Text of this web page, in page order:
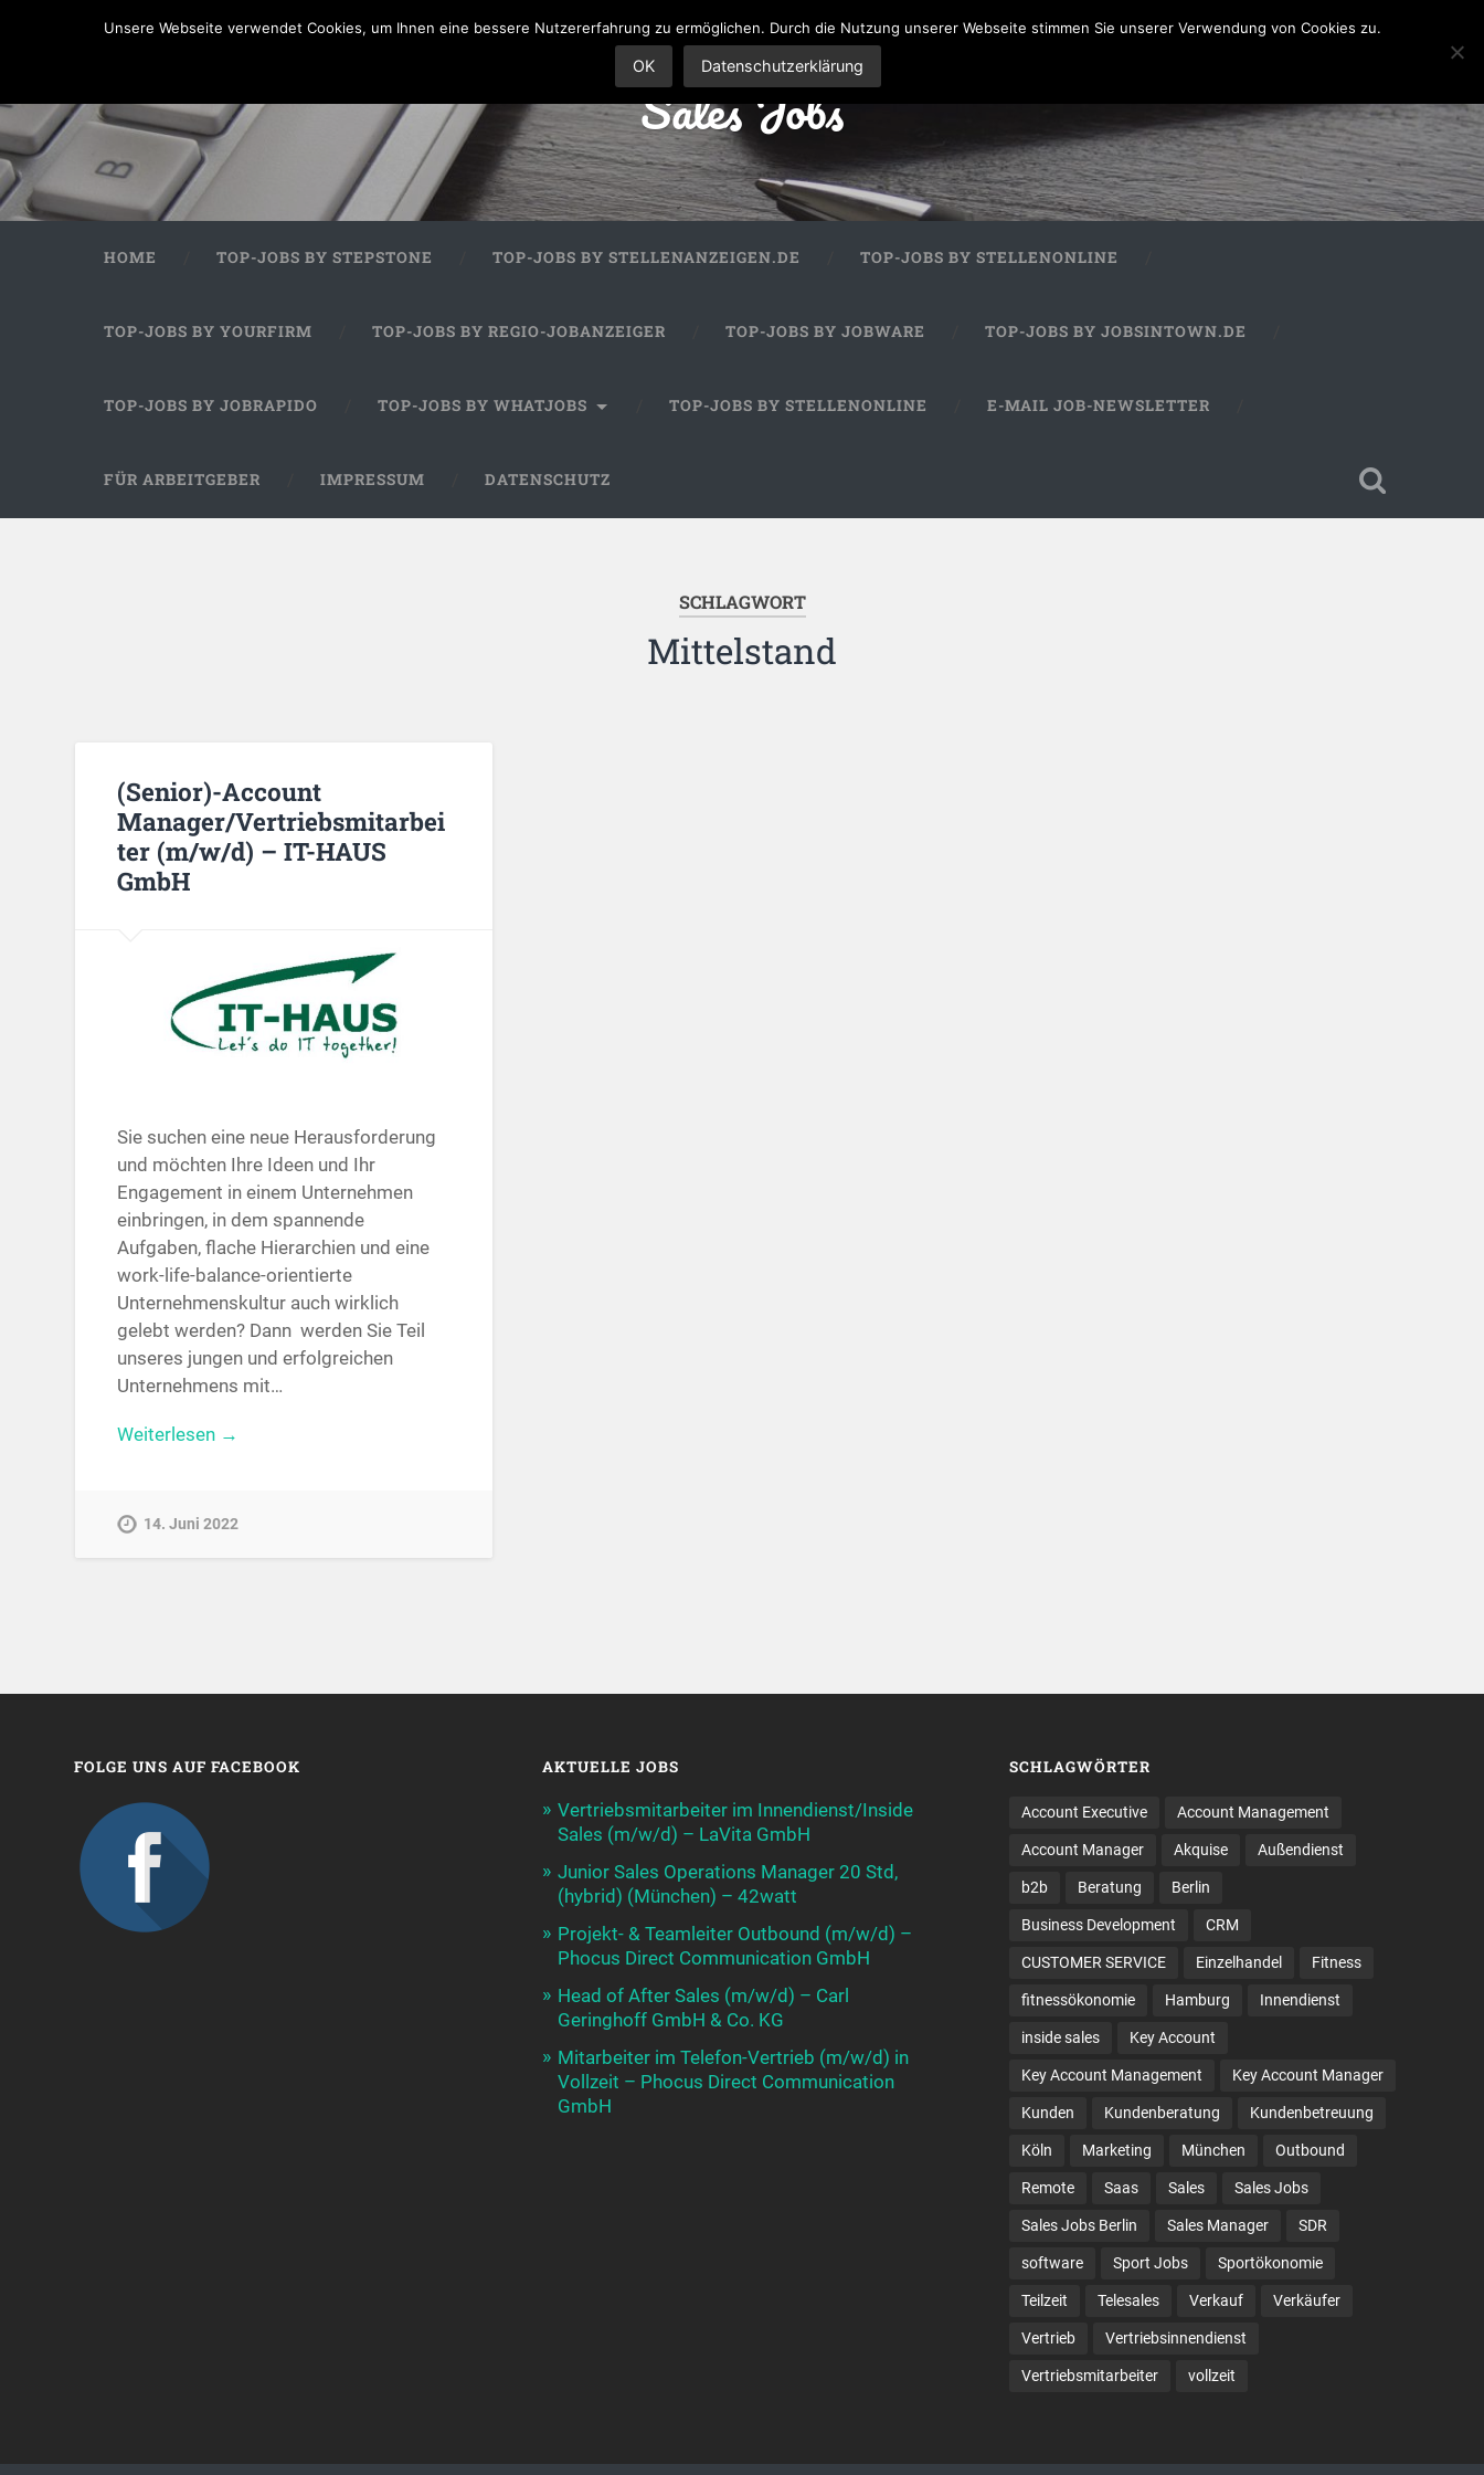
Sales Jobs
HOME TOP-JOBS BY STEPSTONE TOP-JOBS BY STELLENANZEIGEN.DE TOP-JOBS BY STELLENONLINE
TOP-JOBS BY YOURFIRM TOP-JOBS BY REGIO-JOBANZEIGER TOP-JOBS BY JOBWARE TOP-JOBS BY JOBSINTOWN.DE
TOP-JOBS BY JOBRAPIDO TOP-JOBS BY WHATJOBS TOP-JOBS BY STELLENONLINE E-MAIL JOB-NEWSLETTER
FÜR ARBEITGEBER IMPRESSUM DATENSCHUTZ
SCHLAGWORT
Mittelstand
(Senior)-Account
Manager/Vertriebsmitarbei
ter (m/w/d) – IT-HAUS
GmbH
Sie suchen eine neue Herausforderung
und möchten Ihre Ideen und Ihr
Engagement in einem Unternehmen
einbringen, in dem spannende
Aufgaben, flache Hierarchien und eine
work-life-balance-orientierte
Unternehmenskultur auch wirklich
gelebt werden? Dann werden Sie Teil
unseres jungen und erfolgreichen
Unternehmens mit…
Weiterlesen →
14. Juni 2022
FOLGE UNS AUF FACEBOOK AKTUELLE JOBS
Vertriebsmitarbeiter im Innendienst/Inside
Sales (m/w/d) – LaVita GmbH
Junior Sales Operations Manager 20 Std,
(hybrid) (München) – 42watt
Projekt- & Teamleiter Outbound (m/w/d) –
Phocus Direct Communication GmbH
Head of After Sales (m/w/d) – Carl
Geringhoff GmbH & Co. KG
Mitarbeiter im Telefon-Vertrieb (m/w/d) in
Vollzeit – Phocus Direct Communication
GmbH
SCHLAGWÖRTER
Account Executive Account Management
Account Manager Akquise Außendienst
b2b Beratung Berlin
Business Development CRM
CUSTOMER SERVICE Einzelhandel Fitness
fitnessökonomie Hamburg Innendienst
inside sales Key Account
Key Account Management Key Account Manager
Kunden Kundenberatung Kundenbetreuung
Köln Marketing München Outbound
Remote Saas Sales Sales Jobs
Sales Jobs Berlin Sales Manager SDR
software Sport Jobs Sportökonomie
Teilzeit Telesales Verkauf Verkäufer
Vertrieb Vertriebsinnendienst
Vertriebsmitarbeiter vollzeit
Unsere Webseite verwendet Cookies, um Ihnen eine bessere Nutzererfahrung zu ermöglichen. Durch die Nutzung unserer Webseite stimmen Sie unserer Verwendung von Cookies zu.
OK Datenschutzerklärung